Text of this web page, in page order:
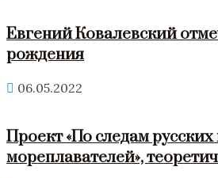
Евгений Ковалевский
рождения
06.05.2022
Проект «По следам
мореплавателей»,